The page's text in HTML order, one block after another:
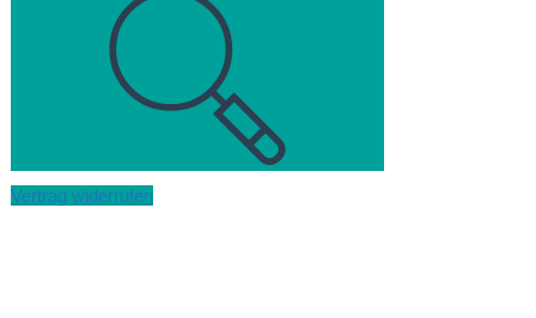
Vertrag widerrufen